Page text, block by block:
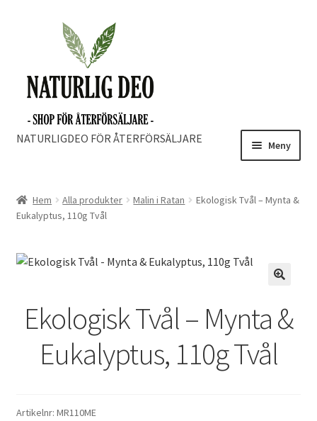
NATURLIGDEO FÖR ÅTERFÖRSÄLJARE Meny
Hem Alla produkter Malin i Ratan
Ekologisk Tvål – Mynta &
Eukalyptus, 110g Tvål
Ekologisk Tvål – Mynta &
Eukalyptus, 110g Tvål
Artikelnr: MR110ME